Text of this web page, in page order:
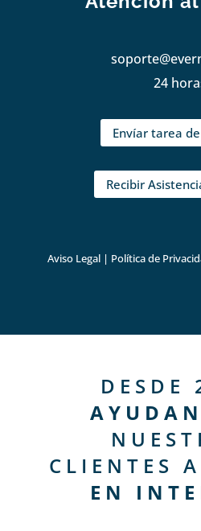
24
Envíar tarea
Recibir
Aviso Legal | Política de
DESDE
CLIENTES A
EN